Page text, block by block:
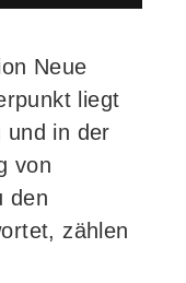
Neue
liegt
und in der
von
den
zählen